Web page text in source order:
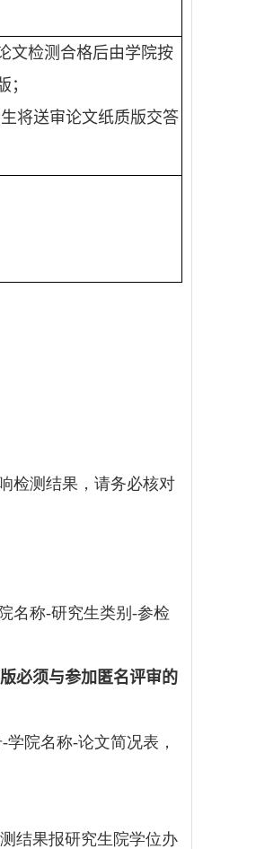
文检测合格后由学院按
；
将送审论文纸质版交答
检测结果，请务必核对
名称-研究生类别 -参检
必须与参加匿名评审的
-学院名称-论文简况表，
结果报研究生院学位办